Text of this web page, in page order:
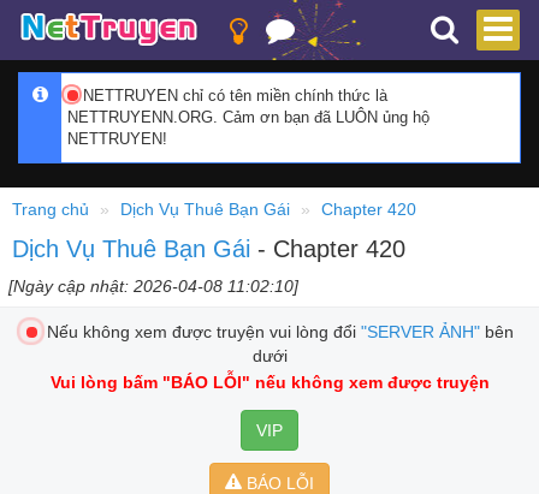
NETTRUYEN chỉ có tên miền chính thức là
NETTRUYENN.ORG. Cảm ơn bạn đã LUÔN ủng hộ
NETTRUYEN!
Trang chủ Dịch Vụ Thuê Bạn Gái Chapter 420
Dịch Vụ Thuê Bạn Gái - Chapter 420
[Ngày cập nhật: 2026-04-08 11:02:10]
Nếu không xem được truyện vui lòng đổi "SERVER ẢNH"bên
dưới
Vui lòng bấm "BÁO LỖI" nếu không xem được truyện
VIP
BÁO LỖI